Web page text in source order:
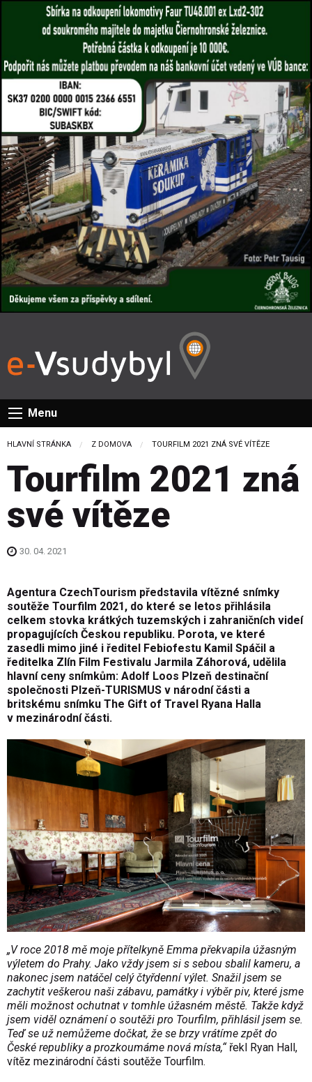
Menu
HLAVNÍ STRÁNKA Z DOMOVA CURRENT:
TOURFILM 2021 ZNÁ SVÉ VÍTĚZE
Tourfilm 2021 zná
své vítěze
30. 04. 2021
Agentura CzechTourism představila vítězné snímky
soutěže Tourfilm 2021, do které se letos přihlásila
celkem stovka krátkých tuzemských i zahraničních videí
propagujících Českou republiku. Porota, ve které
zasedli mimo jiné i ředitel Febiofestu Kamil Spáčil a
ředitelka Zlín Film Festivalu Jarmila Záhorová, udělila
hlavní ceny snímkům: Adolf Loos Plzeň destinační
společnosti Plzeň-TURISMUS v národní části a
britskému snímku The Gift of Travel Ryana Halla
v mezinárodní části.
„V roce 2018 mě moje přítelkyně Emma překvapila úžasným
výletem do Prahy. Jako vždy jsem si s sebou sbalil kameru, a
nakonec jsem natáčel celý čtyřdenní výlet. Snažil jsem se
zachytit veškerou naši zábavu, památky i výběr piv, které jsme
měli možnost ochutnat v tomhle úžasném městě. Takže když
jsem viděl oznámení o soutěži pro Tourfilm, přihlásil jsem se.
Teď se už nemůžeme dočkat, že se brzy vrátíme zpět do
České republiky a prozkoumáme nová místa,“ řekl Ryan Hall,
vítěz mezinárodní části soutěže Tourfilm.